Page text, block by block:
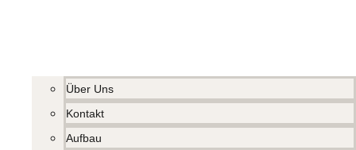
Über Uns
Kontakt
Aufbau